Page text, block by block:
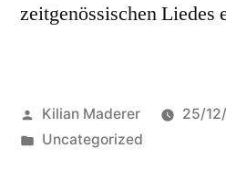
zeitgenössischen Liedes
Veröffentlicht
von
Kilian Maderer
25/
Veröffentlicht
Uncategorized